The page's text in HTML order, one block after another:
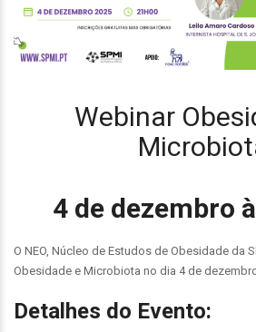
Webinar
4 de dezembro
O NEO, Núcleo de Estudos de Obesidade da
Obesidade e Microbiota no dia 4 de
Detalhes do Evento: